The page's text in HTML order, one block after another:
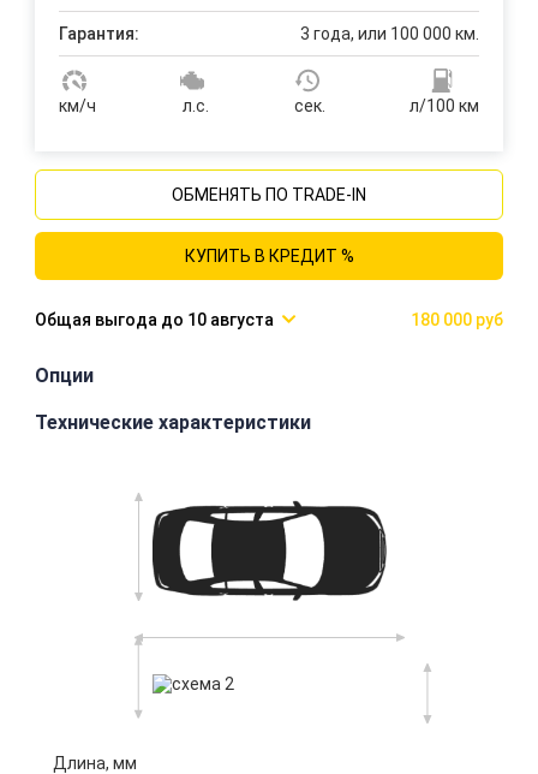
Гарантия: 3 года, или 100 000 км.
км/ч л.с. сек. л/100 км
КУПИТЬ В КРЕДИТ %
ОБМЕНЯТЬ ПО TRADE-IN
10 августа 180 000 руб
Опции
Технические характеристики
Длина, мм